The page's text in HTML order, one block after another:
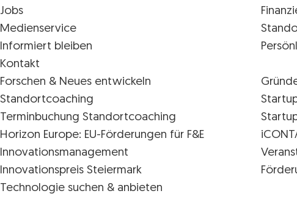
Jobs
Medienservice
Informiert bleiben
Kontakt
Forschen & Neues entwickeln
Standortcoaching
Terminbuchung Standortcoaching
Horizon Europe: EU-Förderungen für F&E
Innovations­management
Innovationspreis Steiermark
Technologie suchen & anbieten